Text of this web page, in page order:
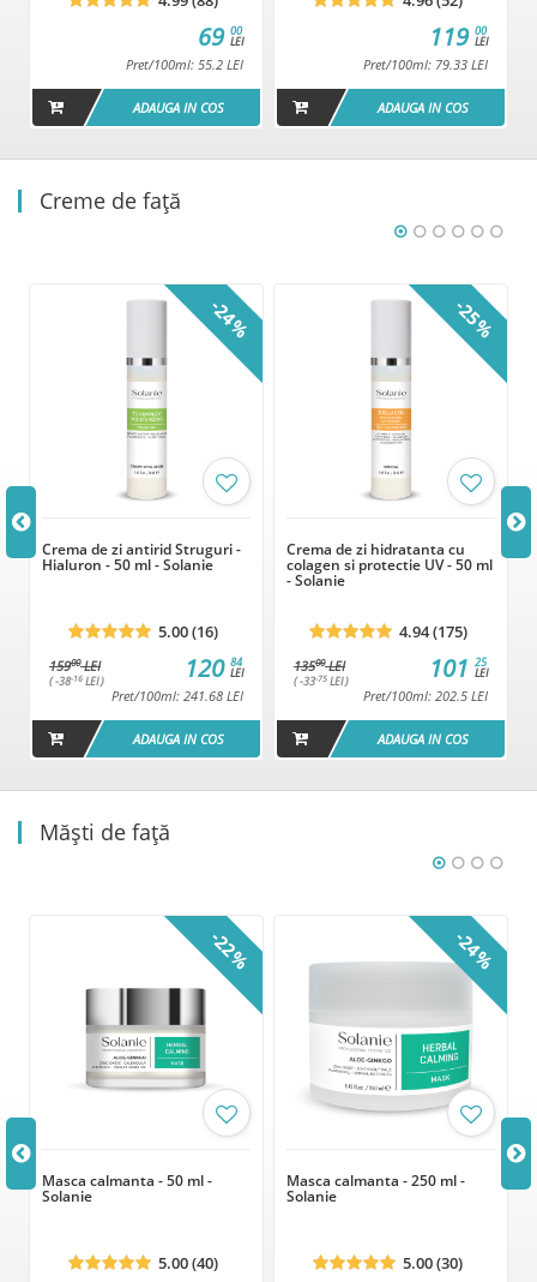
00
LEI
69
Pret/100ml: 55.2 LEI
ADAUGA IN COS
00
LEI
119
Pret/100ml: 79.33 LEI
ADAUGA IN COS
Creme de față
-24%
Crema de zi antirid Struguri -
Hialuron - 50 ml - Solanie
5.00 (16)
15900LEI
( -38-16 LEI )
84
LEI
120
Pret/100ml: 241.68 LEI
ADAUGA IN COS
-25%
Crema de zi hidratanta cu
colagen si protectie UV - 50 ml
- Solanie
4.94 (175)
13500LEI
( -33-75 LEI )
25
LEI
101
Pret/100ml: 202.5 LEI
ADAUGA IN COS
Măști de față
-22%
Masca calmanta - 50 ml -
Solanie
5.00 (40)
-24%
Masca calmanta - 250 ml -
Solanie
5.00 (30)